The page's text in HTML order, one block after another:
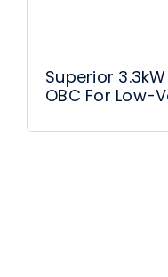
Superior
OBC For Low-